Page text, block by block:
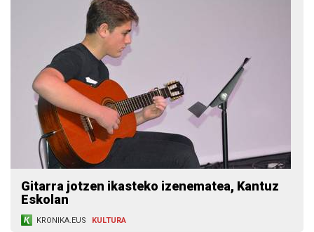
Gitarra jotzen ikasteko izenematea, Kantuz
Eskolan
KRONIKA.EUS KULTURA